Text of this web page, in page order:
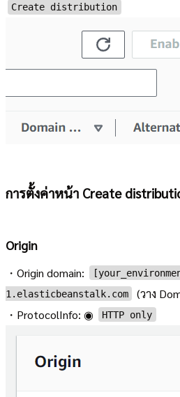
Create distribution
การตั้งค่าหน้า Create
Origin
・Origin domain:
1.elasticbeanstalk.com
(วาง
・ProtocolInfo: ◉
HTTP only